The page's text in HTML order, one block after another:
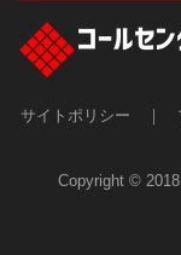
サイトポリシー ｜
Copyright ©